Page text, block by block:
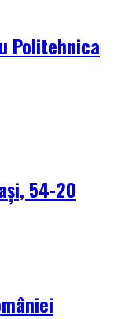
Politehnica
54-20